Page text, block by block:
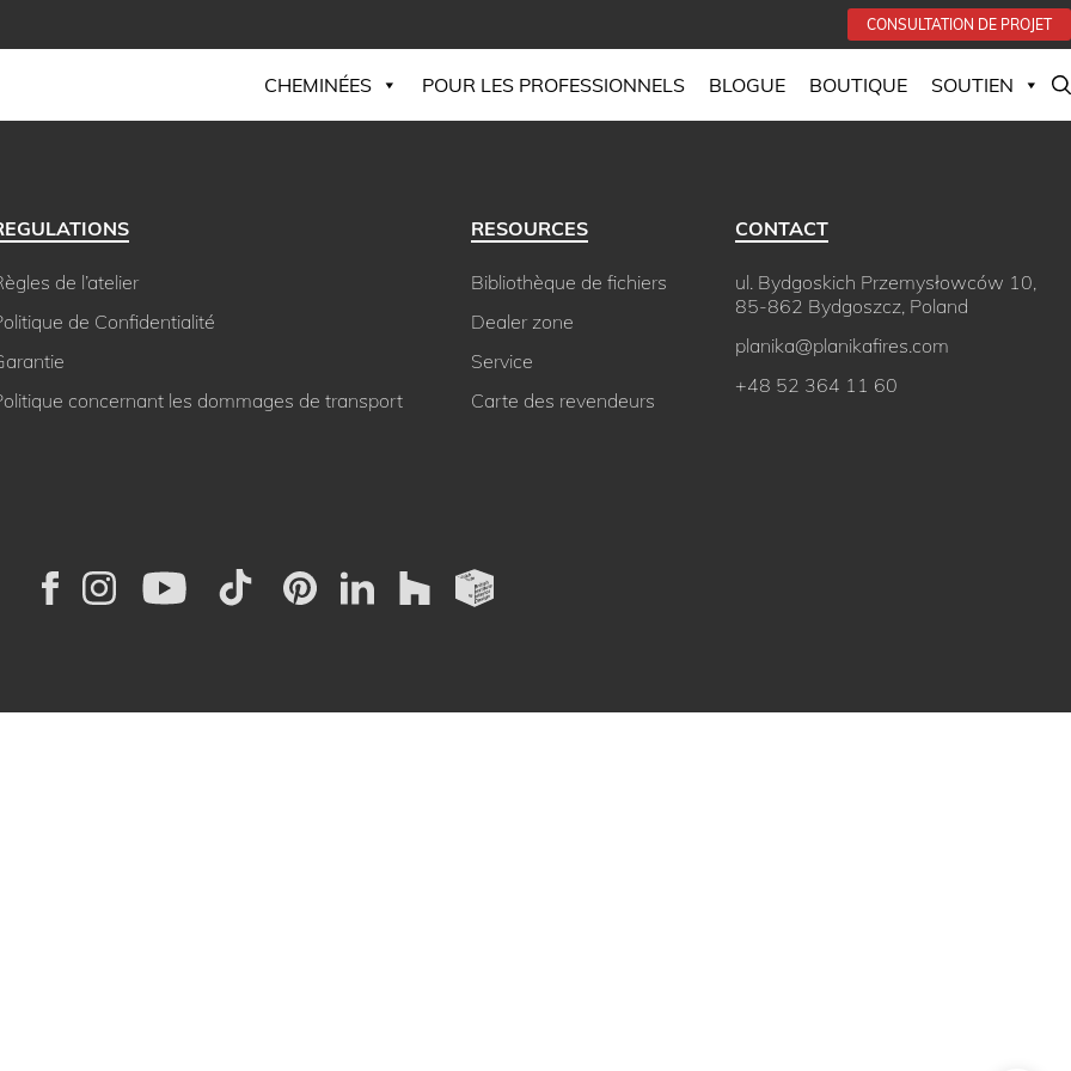
CONSULTATION DE PROJET
CHEMINÉES POUR LES PROFESSIONNELS BLOGUE BOUTIQUE SOUTIEN
de l’atelier
de Confidentialité
concernant les dommages de transport
RESOURCES
Bibliothèque de fichiers
Dealer zone
Service
Carte des revendeurs
CONTACT
ul. Bydgoskich Przemysłowców 10,
85-862 Bydgoszcz, Poland
planika@planikafires.com
+48 52 364 11 60